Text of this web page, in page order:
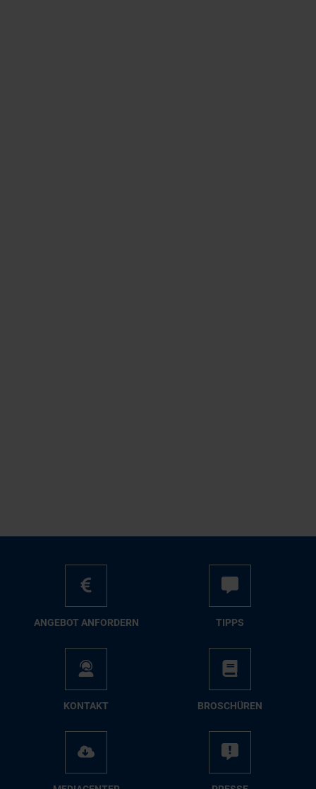
AN­GE­BOT AN­FOR­DERN TIPPS
KON­TAKT BRO­SCHÜ­REN